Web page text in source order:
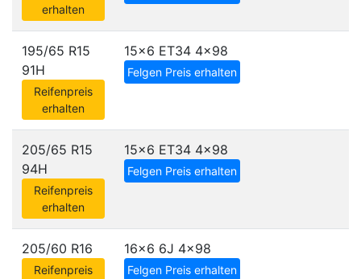
erhalten
195/65 R15
91H
Reifenpreis
erhalten
15x6 ET34 4x98
Felgen Preis erhalten
205/65 R15
94H
Reifenpreis
erhalten
15x6 ET34 4x98
Felgen Preis erhalten
205/60 R16
Reifenpreis
16x6 6J 4x98
Felgen Preis erhalten